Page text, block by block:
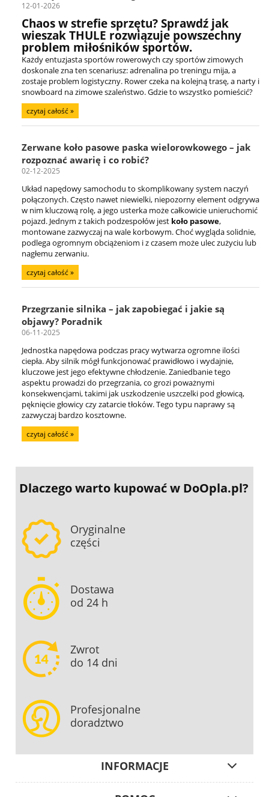
12-01-2026
Chaos w strefie sprzętu? Sprawdź jak
wieszak THULE rozwiązuje powszechny
problem miłośników sportów.
Każdy entuzjasta sportów rowerowych czy sportów zimowych
doskonale zna ten scenariusz: adrenalina po treningu mija, a
zostaje problem logistyczny. Rower czeka na kolejną trasę, a narty i
snowboard na zimowe szaleństwo. Gdzie to wszystko pomieścić?
czytaj całość »
Zerwane koło pasowe paska wielorowkowego – jak
rozpoznać awarię i co robić?
02-12-2025
Układ napędowy samochodu to skomplikowany system naczyń
połączonych. Często nawet niewielki, niepozorny element odgrywa
w nim kluczową rolę, a jego usterka może całkowicie unieruchomić
pojazd. Jednym z takich podzespołów jest koło pasowe,
montowane zazwyczaj na wale korbowym. Choć wygląda solidnie,
podlega ogromnym obciążeniom i z czasem może ulec zużyciu lub
nagłemu zerwaniu.
czytaj całość »
Przegrzanie silnika – jak zapobiegać i jakie są
objawy? Poradnik
06-11-2025
Jednostka napędowa podczas pracy wytwarza ogromne ilości
ciepła. Aby silnik mógł funkcjonować prawidłowo i wydajnie,
kluczowe jest jego efektywne chłodzenie. Zaniedbanie tego
aspektu prowadzi do przegrzania, co grozi poważnymi
konsekwencjami, takimi jak uszkodzenie uszczelki pod głowicą,
pęknięcie głowicy czy zatarcie tłoków. Tego typu naprawy są
zazwyczaj bardzo kosztowne.
czytaj całość »
Dlaczego warto kupowaćw DoOpla.pl?
Oryginalne
części
Dostawa
od 24 h
Zwrot
do 14 dni
Profesjonalne
doradztwo
INFORMACJE